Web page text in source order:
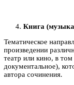
Книга
Тематическое
произведении
театр или кино, в
документальное),
автора сочинения.